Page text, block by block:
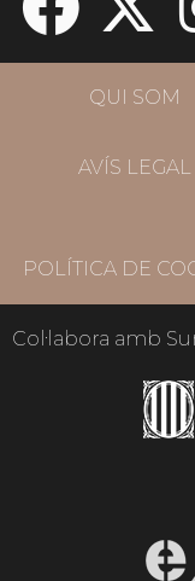
QUI SOM
AVÍS LEGAL
POLÍTICA DE
Col·labora amb